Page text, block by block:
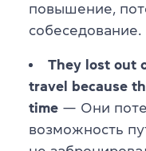
повышение,
собеседование.
They lost out
travel because
time — Они
возможность